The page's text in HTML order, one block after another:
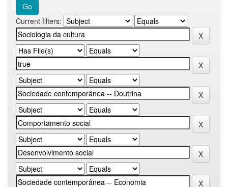
Current filters: